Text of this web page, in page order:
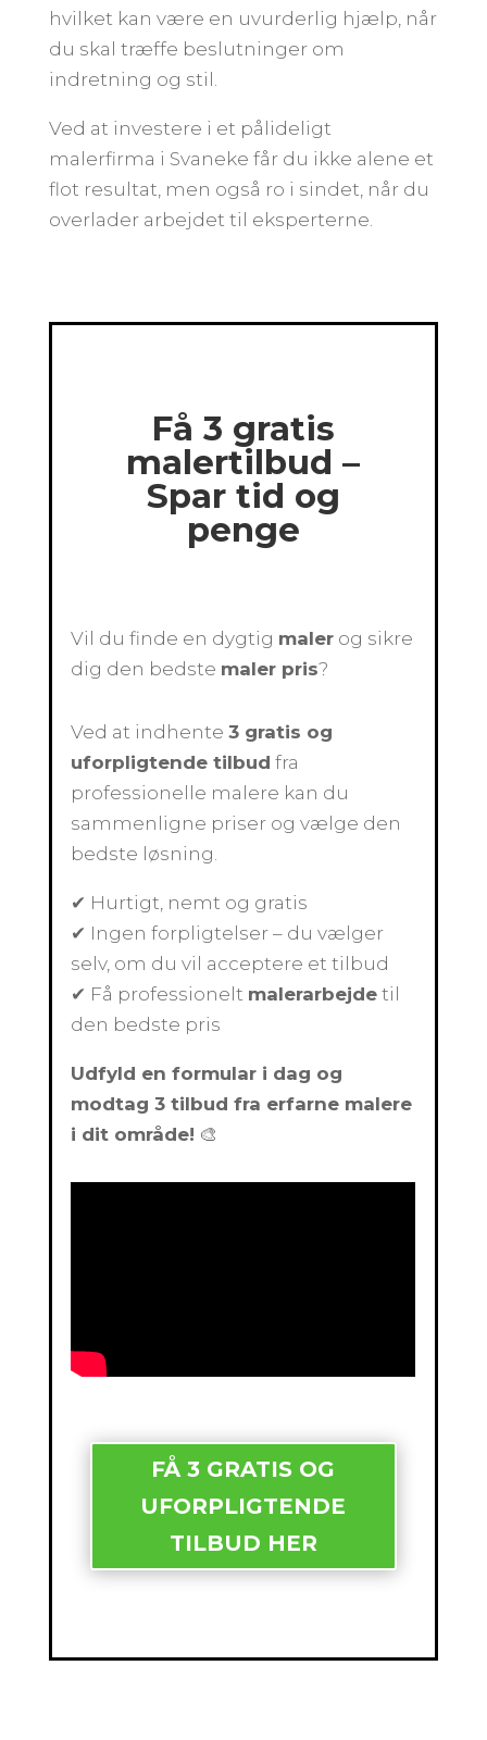
hvilket kan være en uvurderlig hjælp, når
du skal træffe beslutninger om
indretning og stil.
Ved at investere i et pålideligt
malerfirma i Svaneke får du ikke alene et
flot resultat, men også ro i sindet, når du
overlader arbejdet til eksperterne.
Få 3 gratis
malertilbud –
Spar tid og
penge
Vil du finde en dygtig maler og sikre
dig den bedste maler pris?
Ved at indhente3 gratis og
uforpligtende tilbud fra
professionelle malere kan du
sammenligne priser og vælge den
bedste løsning.
✔ Hurtigt, nemt og gratis
✔ Ingen forpligtelser – du vælger
selv, om du vil acceptere et tilbud
✔ Få professionelt malerarbejde til
den bedste pris
Udfyld en formular i dag og
modtag 3 tilbud fra erfarne malere
i dit område! 🎨
FÅ 3 GRATIS OG
UFORPLIGTENDE
TILBUD HER